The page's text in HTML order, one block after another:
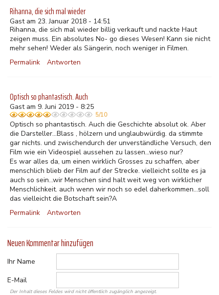
Rihanna, die sich mal wieder
Gast am 23. Januar 2018 - 14:51
Rihanna, die sich mal wieder billig verkauft und nackte Haut
zeigen muss. Ein absolutes No- go dieses Wesen! Kann sie nicht
mehr sehen! Weder als Sängerin, noch weniger in Filmen.
Permalink
Antworten
Optisch so phantastisch. Auch
Gast am 9. Juni 2019 - 8:25
5/10
Optisch so phantastisch. Auch die Geschichte absolut ok. Aber
die Darsteller...Blass , hölzern und unglaubwürdig. da stimmte
gar nichts. und zwischendurch der unverständliche Versuch, den
Film wie ein Videospiel aussehen zu lassen...wieso nur?
Es war alles da, um einen wirklich Grosses zu schaffen, aber
menschlich blieb der Film auf der Strecke. vielleicht sollte es ja
auch so sein...wir Menschen sind halt weit weg von wirklicher
Menschlichkeit. auch wenn wir noch so edel daherkommen...soll
das vielleicht die Botschaft sein?A
Permalink
Antworten
Neuen Kommentar hinzufügen
Ihr Name
E-Mail
Der Inhalt dieses Feldes wird nicht öffentlich zugänglich angezeigt.